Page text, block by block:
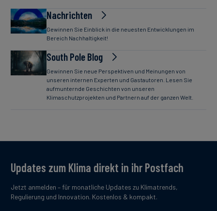
Nachrichten
Gewinnen Sie Einblick in die neuesten Entwicklungen im
Bereich Nachhaltigkeit!
South Pole Blog
Gewinnen Sie neue Perspektiven und Meinungen von
unseren internen Experten und Gastautoren. Lesen Sie
aufmunternde Geschichten von unseren
Klimaschutzprojekten und Partnern auf der ganzen Welt.
Updates zum Klima direkt in ihr Postfach
Jetzt anmelden – für monatliche Updates zu Klimatrends,
Regulierung und Innovation. Kostenlos & kompakt.